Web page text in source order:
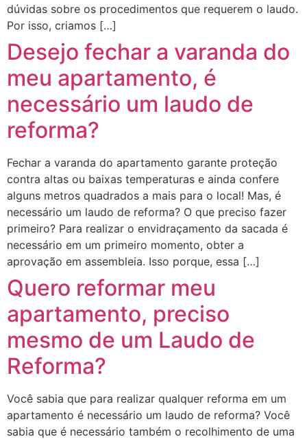
dúvidas sobre os procedimentos que requerem o laudo.
Por isso, criamos […]
Desejo fechar a varanda do
meu apartamento, é
necessário um laudo de
reforma?
Fechar a varanda do apartamento garante proteção
contra altas ou baixas temperaturas e ainda confere
alguns metros quadrados a mais para o local! Mas, é
necessário um laudo de reforma? O que preciso fazer
primeiro? Para realizar o envidraçamento da sacada é
necessário em um primeiro momento, obter a
aprovação em assembleia. Isso porque, essa […]
Quero reformar meu
apartamento, preciso
mesmo de um Laudo de
Reforma?
Você sabia que para realizar qualquer reforma em um
apartamento é necessário um laudo de reforma? Você
sabia que é necessário também o recolhimento de uma